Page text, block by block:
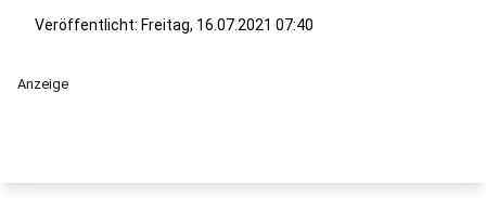
Veröffentlicht: Freitag, 16.07.2021 07:40
Anzeige